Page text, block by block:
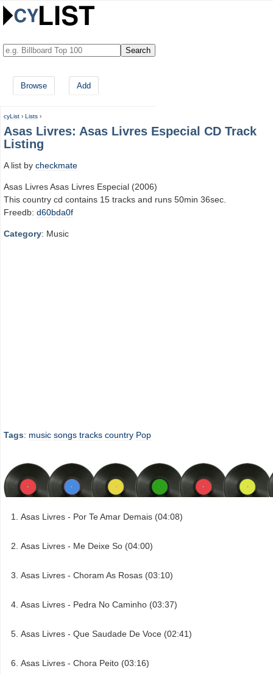
Browse Add
cyList › Lists ›
Asas Livres: Asas Livres Especial CD Track
Listing
A list by checkmate
Asas Livres Asas Livres Especial (2006)
This country cd contains 15 tracks and runs 50min 36sec.
Freedb: d60bda0f
Category: Music
Tags: music songs tracks country Pop
Asas Livres - Por Te Amar Demais (04:08)
Asas Livres - Me Deixe So (04:00)
Asas Livres - Choram As Rosas (03:10)
Asas Livres - Pedra No Caminho (03:37)
Asas Livres - Que Saudade De Voce (02:41)
Asas Livres - Chora Peito (03:16)